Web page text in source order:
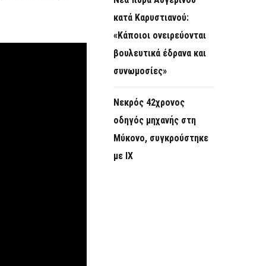
κατά Καρυστιανού:
«Κάποιοι ονειρεύονται
βουλευτικά έδρανα και
συνωμοσίες»
Νεκρός 42χρονος
οδηγός μηχανής στη
Μύκονο, συγκρούστηκε
με ΙΧ